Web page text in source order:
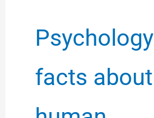
Psychology
facts about